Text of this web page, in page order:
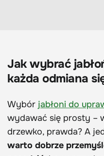
Jak wybrać
każda odmiana
Wybór jabłoni do
wydawać się prosty –
drzewko, prawda? A
warto dobrze